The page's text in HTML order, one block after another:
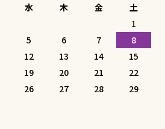
水 木 金 土
1
5 6 7
8
12 13 14
15
19 20 21
22
26 27 28
29